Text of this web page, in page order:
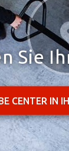
Sie
CENTER IN